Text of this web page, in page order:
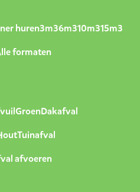
huren3m36m310m315m3
formaten
GroenDakafval
Tuinafval
afvoeren